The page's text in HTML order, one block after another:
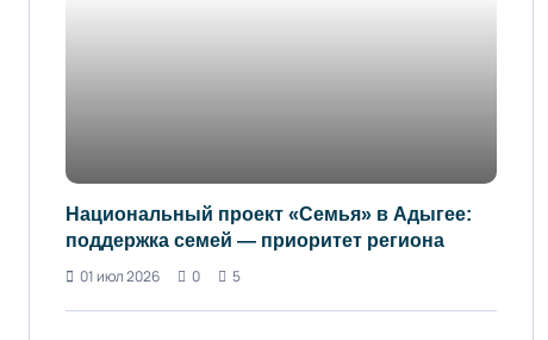
Национальный проект «Семья» в Адыгее:
поддержка семей — приоритет региона
01 июл 2026
0 5